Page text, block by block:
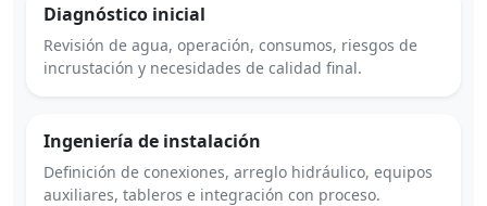
Diagnóstico inicial
Revisión de agua, operación, consumos, riesgos de
incrustación y necesidades de calidad final.
Ingeniería de instalación
Definición de conexiones, arreglo hidráulico, equipos
auxiliares, tableros e integración con proceso.